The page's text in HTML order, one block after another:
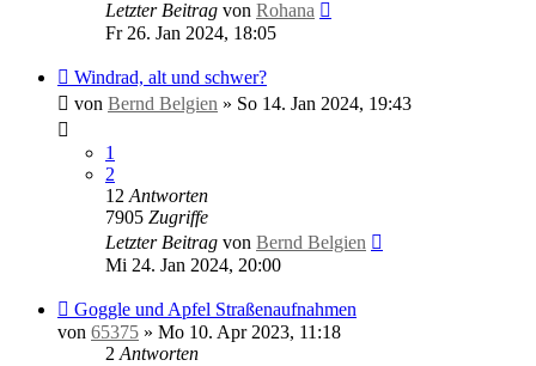
Letzter Beitrag von Rohana
Fr 26. Jan 2024, 18:05
Windrad, alt und schwer?
von Bernd Belgien » So 14. Jan 2024, 19:43
1
2
12 Antworten
7905 Zugriffe
Letzter Beitrag von Bernd Belgien
Mi 24. Jan 2024, 20:00
Goggle und Apfel Straßenaufnahmen
von 65375 » Mo 10. Apr 2023, 11:18
2 Antworten